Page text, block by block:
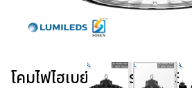
โคมไฟไฮเบย์ LED รุ่น E7